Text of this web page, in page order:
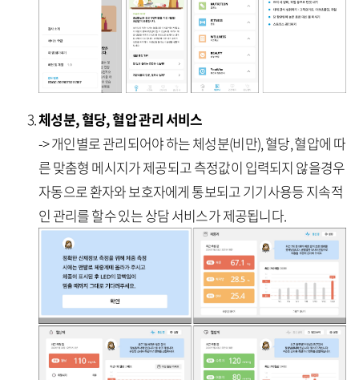
체성분, 혈당, 혈압 관리 서비스
-> 개인별로 관리되어야 하는 체성분(비만), 혈당, 혈압에 따
른 맞춤형 메시지가 제공되고 측정값이 입력되지 않을경우
자동으로 환자와 보호자에게 통보되고 기기사용등 지속적
인 관리를 할수 있는 상담 서비스가 제공됩니다.